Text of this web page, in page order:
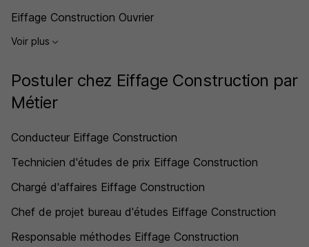
Eiffage Construction Ouvrier
Voir plus
Postuler chez Eiffage Construction par
Métier
Conducteur Eiffage Construction
Technicien d'études de prix Eiffage Construction
Chargé d'affaires Eiffage Construction
Chef de projet bureau d'études Eiffage Construction
Responsable méthodes Eiffage Construction